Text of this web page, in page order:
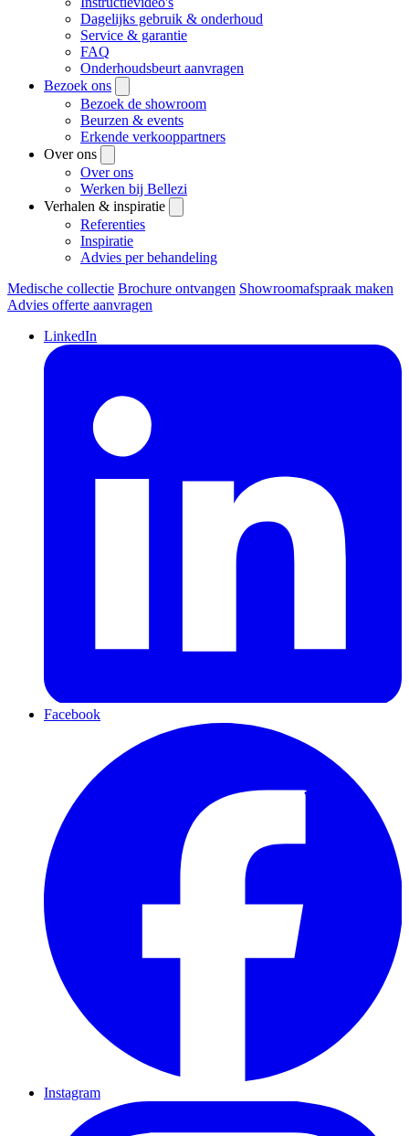
Dagelijks gebruik & onderhoud
Service & garantie
FAQ
Onderhoudsbeurt aanvragen
Bezoek ons
Bezoek de showroom
Beurzen & events
Erkende verkooppartners
Over ons
Over ons
Werken bij Bellezi
Verhalen & inspiratie
Referenties
Inspiratie
Advies per behandeling
Medische collectie Brochure ontvangen Showroomafspraak maken
Advies offerte aanvragen
LinkedIn
Facebook
Instagram